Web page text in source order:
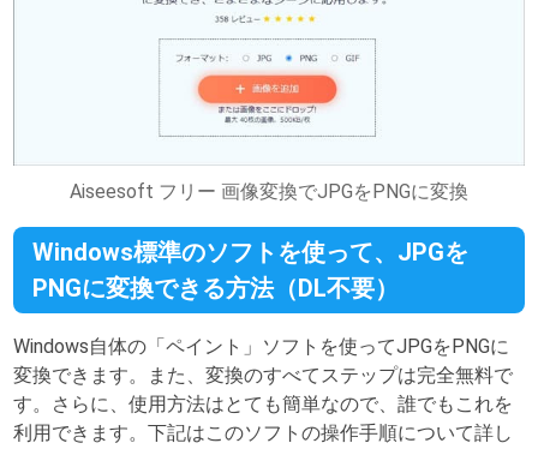
Aiseesoft フリー 画像変換でJPGをPNGに変換
Windows標準のソフトを使って、JPGを
PNGに変換できる方法（DL不要）
Windows自体の「ペイント」ソフトを使ってJPGをPNGに
変換できます。また、変換のすべてステップは完全無料で
す。さらに、使用方法はとても簡単なので、誰でもこれを
利用できます。下記はこのソフトの操作手順について詳し